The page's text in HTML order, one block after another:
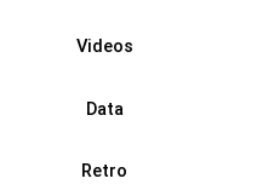
Videos
Data
Retro